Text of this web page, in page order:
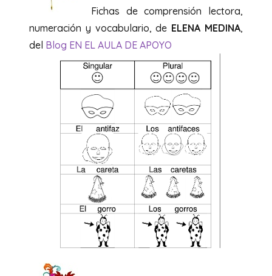
Fichas de comprensión lectora,
numeración y vocabulario, de ELENA MEDINA,
del Blog EN EL AULA DE APOYO